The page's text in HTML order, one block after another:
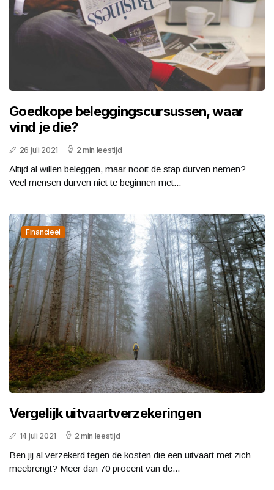
Goedkope beleggingscursussen, waar
vind je die?
26 juli 2021 2 min leestijd
Altijd al willen beleggen, maar nooit de stap durven nemen?
Veel mensen durven niet te beginnen met...
Financieel
Vergelijk uitvaartverzekeringen
14 juli 2021 2 min leestijd
Ben jij al verzekerd tegen de kosten die een uitvaart met zich
meebrengt? Meer dan 70 procent van de...